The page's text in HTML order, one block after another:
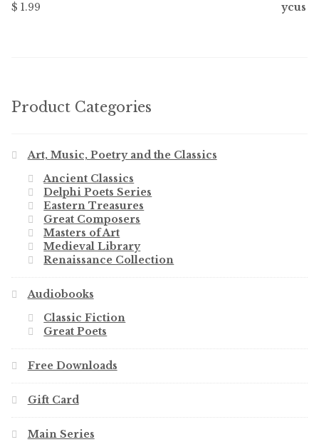
$ 1.99
Product Categories
Art, Music, Poetry and the Classics
Ancient Classics
Delphi Poets Series
Eastern Treasures
Great Composers
Masters of Art
Medieval Library
Renaissance Collection
Audiobooks
Classic Fiction
Great Poets
Free Downloads
Gift Card
Main Series